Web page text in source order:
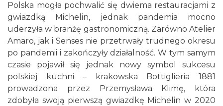
Polska mogła pochwalić się dwiema restauracjami z
gwiazdką Michelin, jednak pandemia mocno
uderzyła w branżę gastronomiczną. Zarówno Atelier
Amaro, jak i Senses nie przetrwały trudnego okresu
po pandemii i zakończyły działalność. W tym samym
czasie pojawił się jednak nowy symbol sukcesu
polskiej kuchni – krakowska Bottiglieria 1881
prowadzona przez Przemysława Klimę, która
zdobyła swoją pierwszą gwiazdkę Michelin w 2020